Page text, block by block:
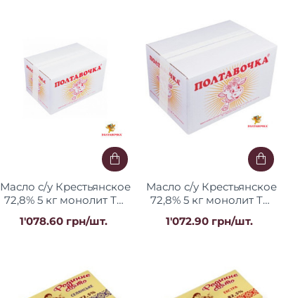
Масло с/у Крестьянское
72,8% 5 кг монолит ТМ
"Полтавочка"
1'078.60 грн/шт.
Масло с/у Крестьянское
72,8% 5 кг монолит ТМ
"Полтавочка"
1'072.90 грн/шт.